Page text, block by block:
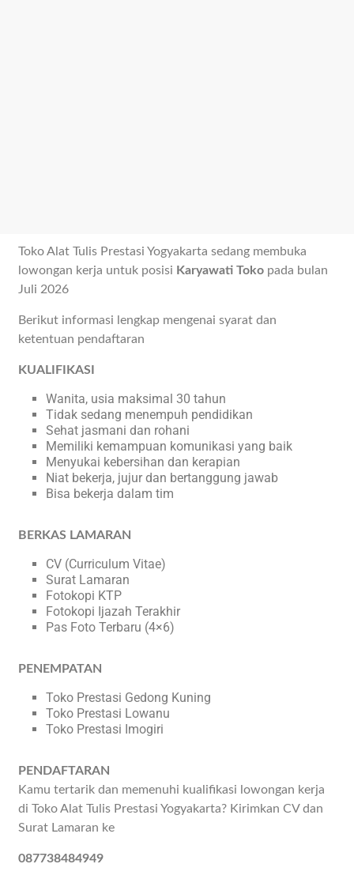
Toko Alat Tulis Prestasi Yogyakarta sedang membuka
lowongan kerja untuk posisi Karyawati Toko pada bulan
Juli 2026
Berikut informasi lengkap mengenai syarat dan
ketentuan pendaftaran
KUALIFIKASI
Wanita, usia maksimal 30 tahun
Tidak sedang menempuh pendidikan
Sehat jasmani dan rohani
Memiliki kemampuan komunikasi yang baik
Menyukai kebersihan dan kerapian
Niat bekerja, jujur dan bertanggung jawab
Bisa bekerja dalam tim
BERKAS LAMARAN
CV (Curriculum Vitae)
Surat Lamaran
Fotokopi KTP
Fotokopi Ijazah Terakhir
Pas Foto Terbaru (4×6)
PENEMPATAN
Toko Prestasi Gedong Kuning
Toko Prestasi Lowanu
Toko Prestasi Imogiri
PENDAFTARAN
Kamu tertarik dan memenuhi kualifikasi lowongan kerja
di Toko Alat Tulis Prestasi Yogyakarta? Kirimkan CV dan
Surat Lamaran ke
087738484949